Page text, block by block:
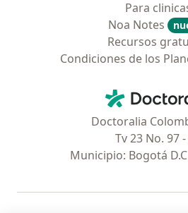
Para
Noa Notes
Recursos
Condiciones de los
Doctoralia
Tv 23 No. 97
Municipio: Bogotá